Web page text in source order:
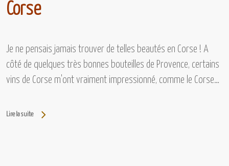
Corse
Je ne pensais jamais trouver de telles beautés en Corse ! A
côté de quelques très bonnes bouteilles de Provence, certains
vins de Corse m'ont vraiment impressionné, comme le Corse…
Lire la suite